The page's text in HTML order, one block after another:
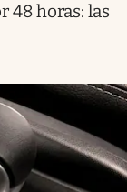
48 horas: las